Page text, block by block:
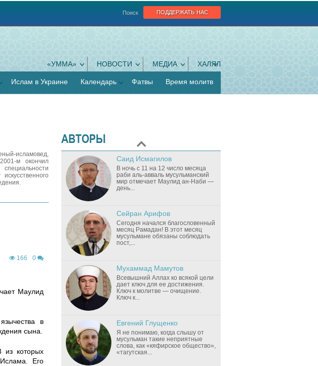
поддержать нас
Поиск
«УММА» НОВОСТИ МЕДИА ХАЛЯЛ
Ислам в Украине Календарь Фатвы Время молитв
исламовед,
окончил
специальности
166 0
Маулид
в
сына.
из которых
Его
АВТОРЫ
Саид Исмагилов
В ночь с 11 на 12 число месяца
раби аль-авваль мусульманский
мир отмечает Маулид ан-Наби —
день...
Сейран Арифов
Сегодня начался благословенный
месяц Рамадан! В этот месяц
мусульмане обязаны соблюдать
пост,...
Мухаммад Мамутов
Всевышний Аллах ко всякой цели
дает ключ для ее достижения.
Ключ к молитве — очищение.
Ключ к...
Евгений Глущенко
Я не понимаю, когда слышу от
мусульман такие неприятные
слова, как «кяфирское общество»,
«тагутская...